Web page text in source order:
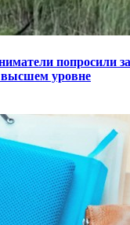
попросили
уровне